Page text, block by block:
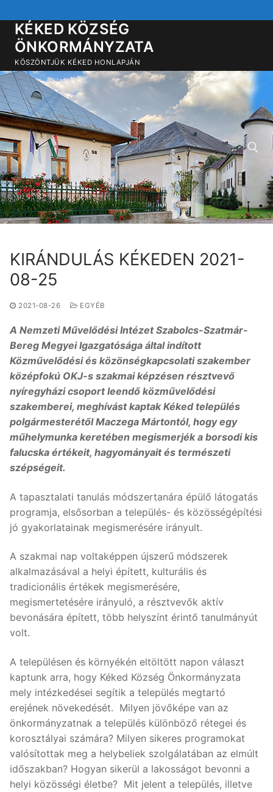
a
tartalomra
KÉKED KÖZSÉG
ÖNKORMÁNYZATA
KÖSZÖNTJÜK KÉKED HONLAPJÁN
Keresése:
KIRÁNDULÁS KÉKEDEN 2021-
08-25
2021-08-26 EGYÉB
A Nemzeti Művelődési Intézet Szabolcs-Szatmár-
Bereg Megyei Igazgatósága által indított
Közművelődési és közönségkapcsolati szakember
középfokú OKJ-s szakmai képzésen résztvevő
nyíregyházi csoport leendő közművelődési
szakemberei, meghívást kaptak Kéked település
polgármesterétől Maczega Mártontól, hogy egy
műhelymunka keretében megismerjék a borsodi kis
falucska értékeit, hagyományait és természeti
szépségeit.
A tapasztalati tanulás módszertanára épülő látogatás
programja, elsősorban a település- és közösségépítési
jó gyakorlatainak megismerésére irányult.
A szakmai nap voltaképpen újszerű módszerek
alkalmazásával a helyi épített, kulturális és
tradicionális értékek megismerésére,
megismertetésére irányuló, a résztvevők aktív
bevonására épített, több helyszínt érintő tanulmányút
volt.
A településen és környékén eltöltött napon választ
kaptunk arra, hogy Kéked Község Önkormányzata
mely intézkedései segítik a település megtartó
erejének növekedését. Milyen jövőképe van az
önkormányzatnak a település különböző rétegei és
korosztályai számára? Milyen sikeres programokat
valósítottak meg a helybeliek szolgálatában az elmúlt
időszakban? Hogyan sikerül a lakosságot bevonni a
helyi közösségi életbe? Mit jelent a település, illetve